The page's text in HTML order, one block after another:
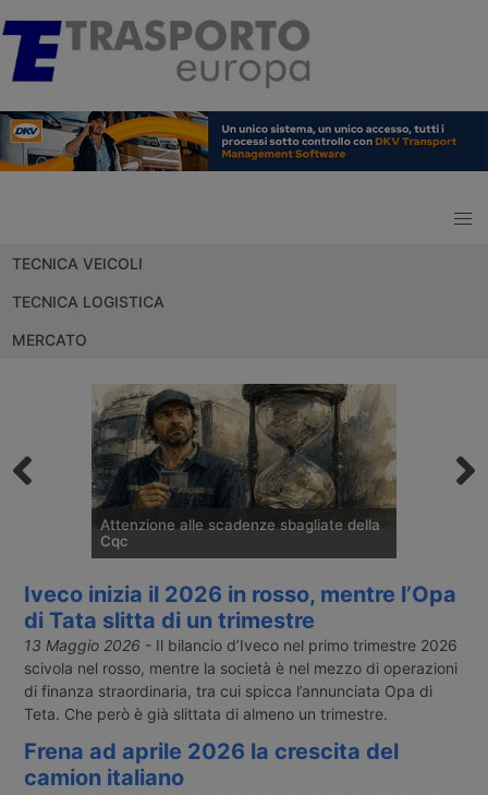
TECNICA VEICOLI
TECNICA LOGISTICA
MERCATO
Attenzione alle scadenze sbagliate della
Cqc
solo nel marzo 2026 un disallineamento nel
database Anag che, tra ottobre 2021 e
qualificazione del conducente con
scadenze errate. Decine di migliaia di autisti
professionali rischiano sanzioni,
sospensioni e costi di rinnovo fino a 2.550
Iveco inizia il 2026 in rosso, mentre l’Opa
di Tata slitta di un trimestre
13 Maggio 2026 - Il bilancio d’Iveco nel primo trimestre 2026
scivola nel rosso, mentre la società è nel mezzo di operazioni
di finanza straordinaria, tra cui spicca l’annunciata Opa di
Teta. Che però è già slittata di almeno un trimestre.
Frena ad aprile 2026 la crescita del
camion italiano